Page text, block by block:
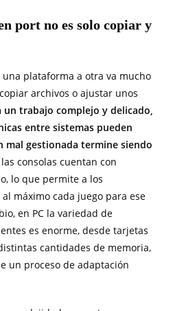
port no es solo copiar y
plataforma a otra va mucho
archivos o ajustar unos
trabajo complejo y delicado,
entre sistemas pueden
mal gestionada termine siendo
consolas cuentan con
lo que permite a los
máximo cada juego para ese
en PC la variedad de
es enorme, desde tarjetas
cantidades de memoria,
un proceso de adaptación